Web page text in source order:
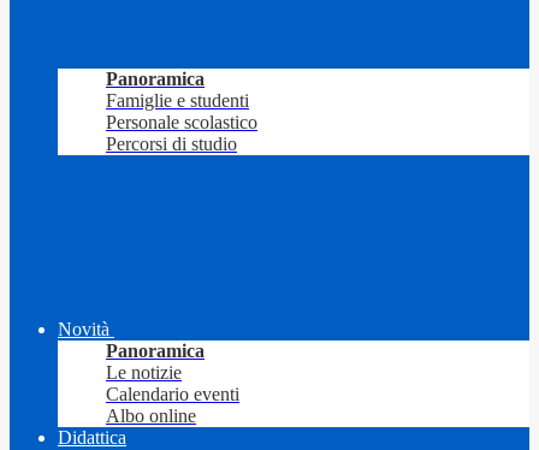
Panoramica
Famiglie e studenti
Personale scolastico
Percorsi di studio
Novità
Panoramica
Le notizie
Calendario eventi
Albo online
Didattica